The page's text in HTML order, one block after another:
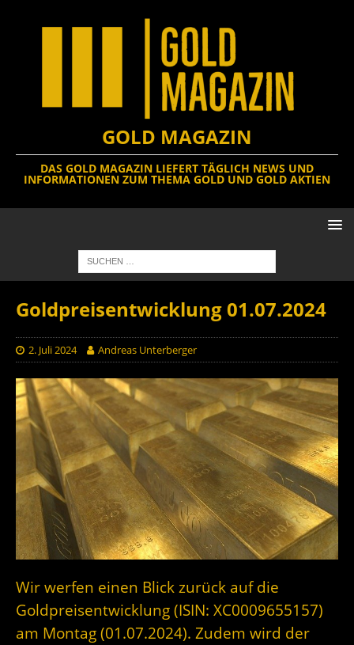
GOLD MAGAZIN
DAS GOLD MAGAZIN LIEFERT TÄGLICH NEWS UND
INFORMATIONEN ZUM THEMA GOLD UND GOLD AKTIEN
Goldpreisentwicklung 01.07.2024
2. Juli 2024 Andreas Unterberger
Wir werfen einen Blick zurück auf die
Goldpreisentwicklung (ISIN: XC0009655157)
am Montag (01.07.2024). Zudem wird der